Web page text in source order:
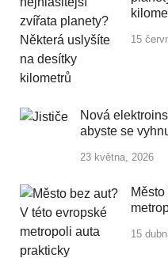
15
Nová
abyste se
23 května, 2026
15